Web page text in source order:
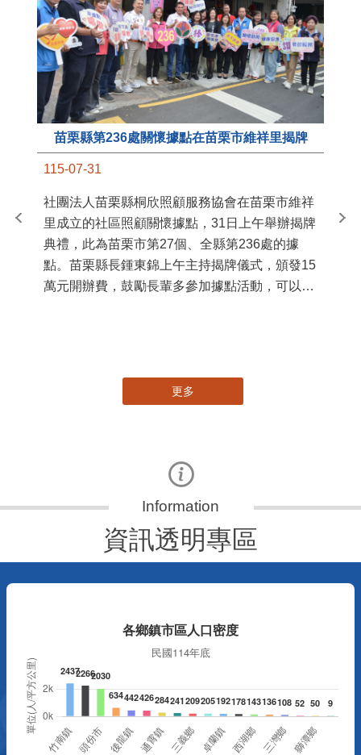
苗栗縣第236處關懷據點在苗栗市維祥里揭牌
115-07-31
社團法人苗栗縣桐欣照顧服務協會在苗栗市維祥
里成立的社區照顧關懷據點，31日上午舉辦揭牌
典禮，此為苗栗市第27個、全縣第236處的據
點。苗栗縣長鍾東錦上午主持揭牌儀式，頒發15
萬元開辦費，鼓勵長輩多參加據點活動，可以更
苗
更多
資訊透明專區